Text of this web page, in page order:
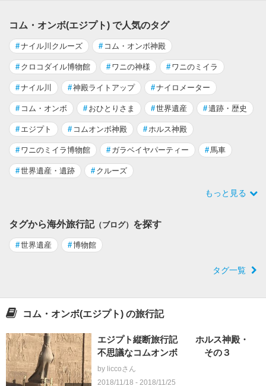
コム・オンボ(エジプト) で人気のタグ
#ナイル川クルーズ # コム・オンボ神殿
# クロコダイル博物館 # ワニの神様 # ワニのミイラ
#ナイル川 #神殿ライトアップ #ナイロメーター
# コム・オンボ # おひとりさま #世界遺産 #遺跡・歴史
# エジプト # コムオンボ神殿 #ホルス神殿
# ワニのミイラ博物館 # ガラベイヤパーティー #馬車
#世界遺産・遺跡 # クルーズ
もっと見る
タグから海外旅行記（ブログ） を探す
#世界遺産 #博物館
タグ一覧
コム・オンボ(エジプト) の旅行記
エジプト縦断旅行記 ホルス神殿・
不思議なコムオンボ その３
by liccoさん
2018/11/18 - 2018/11/25